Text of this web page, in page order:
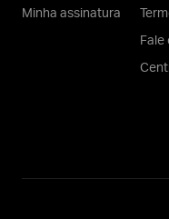
Minha assinatura
Fale